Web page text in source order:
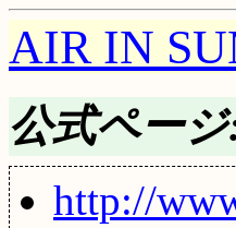
AIR IN
公式ペー
http://